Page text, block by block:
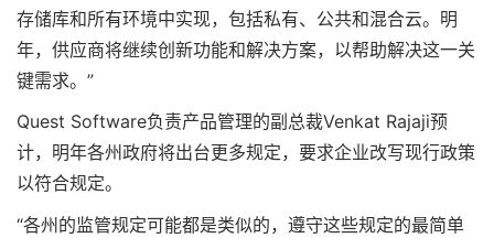
存储库和所有环境中实现，包括私有、公共和混合云。明
年，供应商将继续创新功能和解决方案，以帮助解决这一关
键需求。”
Quest Software负责产品管理的副总裁Venkat Rajaji预
计，明年各州政府将出台更多规定，要求企业改写现行政策
以符合规定。
“各州的监管规定可能都是类似的，遵守这些规定的最简单